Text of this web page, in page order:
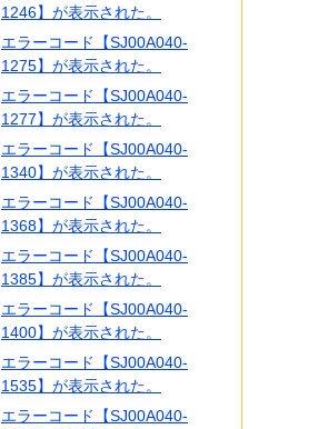
1246】が表示された。
エラーコード【SJ00A040-
1275】が表示された。
エラーコード【SJ00A040-
1277】が表示された。
エラーコード【SJ00A040-
1340】が表示された。
エラーコード【SJ00A040-
1368】が表示された。
エラーコード【SJ00A040-
1385】が表示された。
エラーコード【SJ00A040-
1400】が表示された。
エラーコード【SJ00A040-
1535】が表示された。
エラーコード【SJ00A040-